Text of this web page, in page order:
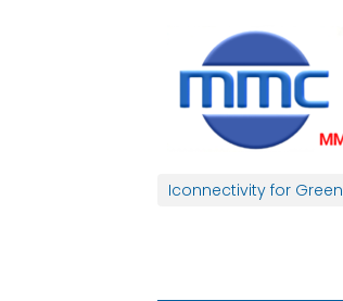
Iconnectivity for Green